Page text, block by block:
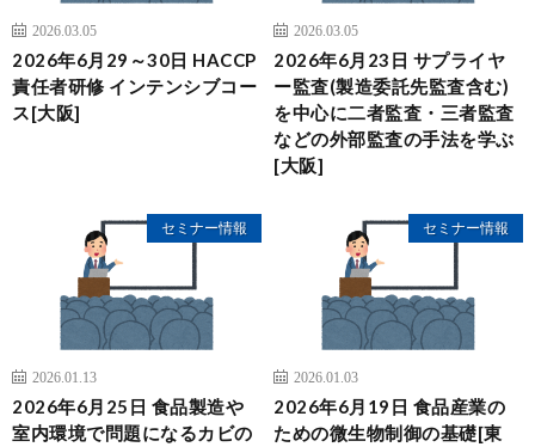
2026.03.05
2026年6月29～30日 HACCP
責任者研修 インテンシブコー
ス[大阪]
2026.03.05
2026年6月23日 サプライヤ
ー監査(製造委託先監査含む)
を中心に二者監査・三者監査
などの外部監査の手法を学ぶ
[大阪]
セミナー情報
2026.01.13
2026年6月25日 食品製造や
室内環境で問題になるカビの
セミナー情報
2026.01.03
2026年6月19日 食品産業の
ための微生物制御の基礎[東